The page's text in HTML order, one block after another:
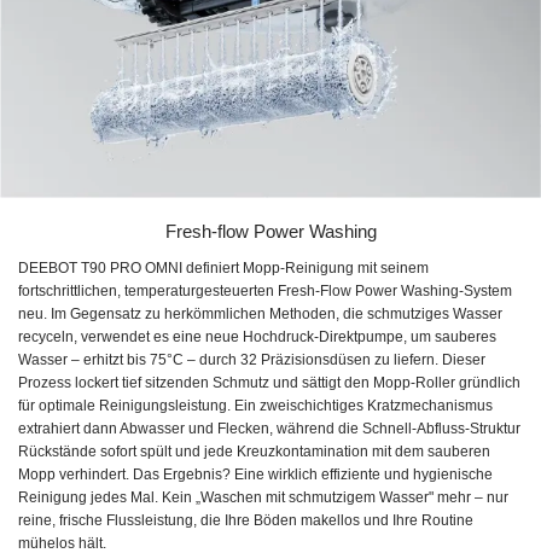
Fresh-flow Power Washing
DEEBOT T90 PRO OMNI definiert Mopp-Reinigung mit seinem
fortschrittlichen, temperaturgesteuerten Fresh-Flow Power Washing-System
neu. Im Gegensatz zu herkömmlichen Methoden, die schmutziges Wasser
recyceln, verwendet es eine neue Hochdruck-Direktpumpe, um sauberes
Wasser – erhitzt bis 75°C – durch 32 Präzisionsdüsen zu liefern. Dieser
Prozess lockert tief sitzenden Schmutz und sättigt den Mopp-Roller gründlich
für optimale Reinigungsleistung. Ein zweischichtiges Kratzmechanismus
extrahiert dann Abwasser und Flecken, während die Schnell-Abfluss-Struktur
Rückstände sofort spült und jede Kreuzkontamination mit dem sauberen
Mopp verhindert. Das Ergebnis? Eine wirklich effiziente und hygienische
Reinigung jedes Mal. Kein „Waschen mit schmutzigem Wasser" mehr – nur
reine, frische Flussleistung, die Ihre Böden makellos und Ihre Routine
mühelos hält.